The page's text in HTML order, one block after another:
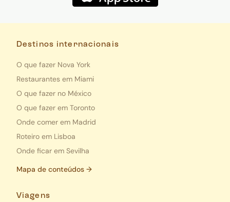
Destinos internacionais
O que fazer Nova York
Restaurantes em Miami
O que fazer no México
O que fazer em Toronto
Onde comer em Madrid
Roteiro em Lisboa
Onde ficar em Sevilha
Mapa de conteúdos →
Viagens